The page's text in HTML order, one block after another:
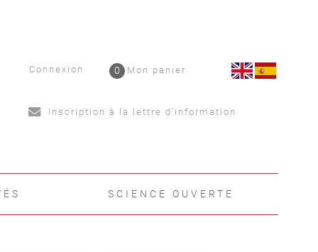
Connexion Mon panier
0
Inscription à la lettre d'information
SCIENCE OUVERTE